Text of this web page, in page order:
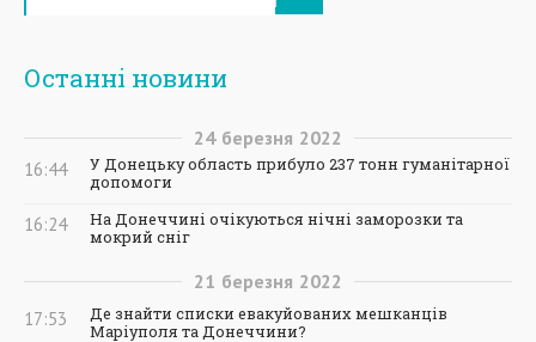
Останні новини
24 березня 2022
16:44
У Донецьку область прибуло 237 тонн гуманітарної
допомоги
16:24
На Донеччині очікуються нічні заморозки та
мокрий сніг
21 березня 2022
17:53
Де знайти списки евакуйованих мешканців
Маріуполя та Донеччини?